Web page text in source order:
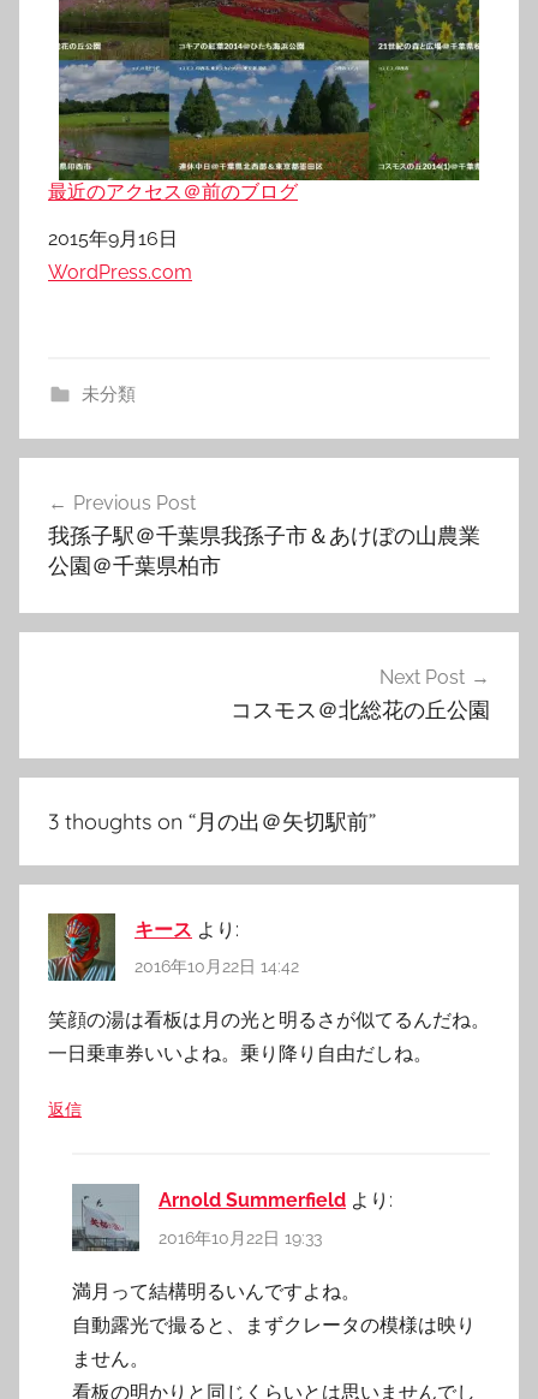
最近のアクセス＠前のブログ
日付
2015年9月16日
関連理由
WordPress.com
未分類
ナ
ビ
ョ
ン
Previous Post
我孫子駅＠千葉県我孫子市＆あけぼの山農業
公園＠千葉県柏市
Next Post
コスモス＠北総花の丘公園
3 thoughts on “月の出＠矢切駅前”
キース より:
2016年10月22日 14:42
笑顔の湯は看板は月の光と明るさが似てるんだね。
一日乗車券いいよね。乗り降り自由だしね。
返信
Arnold Summerfield より:
2016年10月22日 19:33
満月って結構明るいんですよね。
自動露光で撮ると、まずクレータの模様は映り
ません。
看板の明かりと同じくらいとは思いませんでし